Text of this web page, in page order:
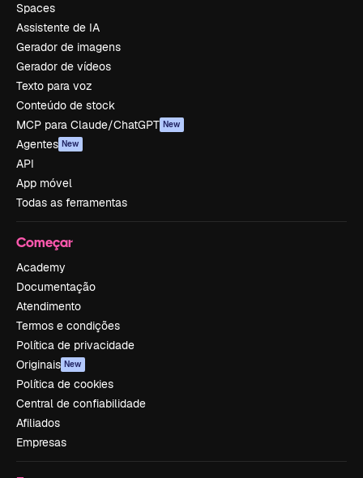
Spaces
Assistente de IA
Gerador de imagens
Gerador de vídeos
Texto para voz
Conteúdo de stock
MCP para Claude/ChatGPT New
Agentes New
API
App móvel
Todas as ferramentas
Começar
Academy
Documentação
Atendimento
Termos e condições
Política de privacidade
Originais New
Política de cookies
Central de confiabilidade
Afiliados
Empresas